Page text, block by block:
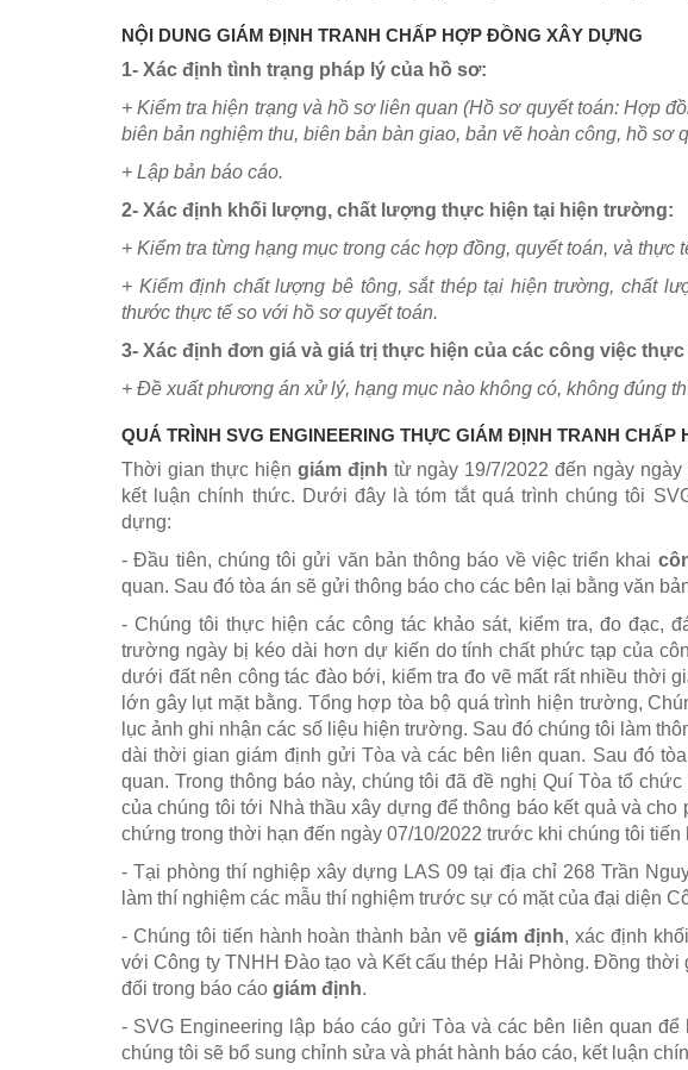
NỘI DUNG GIÁM ĐỊNH TRANH CHẤP HỢP ĐỒNG XÂY DỰNG
1- Xác định tình trạng pháp lý của hồ sơ:
+ Kiểm tra hiện trạng và hồ sơ liên quan (Hồ sơ quyết toán: Hợp
biên bản nghiệm thu, biên bản bàn giao, bản vẽ hoàn công, hồ sơ
+ Lập bản báo cáo.
2- Xác định khối lượng, chất lượng thực hiện tại hiện trường:
+ Kiểm tra từng hạng mục trong các hợp đồng, quyết toán, và thực
+ Kiểm định chất lượng bê tông, sắt thép tại hiện trường, chất
thước thực tế so với hồ sơ quyết toán.
3- Xác định đơn giá và giá trị thực hiện của các công việc thực
+ Đề xuất phương án xử lý, hạng mục nào không có, không đúng
QUÁ TRÌNH SVG ENGINEERING THỰC GIÁM ĐỊNH TRANH CHẤP
Thời gian thực hiện giám định từ ngày 19/7/2022 đến ngày
kết luận chính thức. Dưới đây là tóm tắt quá trình chúng tôi
dựng:
- Đầu tiên, chúng tôi gửi văn bản thông báo về việc triển khai
quan. Sau đó tòa án sẽ gửi thông báo cho các bên lại bằng văn
- Chúng tôi thực hiện các công tác khảo sát, kiểm tra, đo đạc,
trường ngày bị kéo dài hơn dự kiến do tính chất phức tạp của
dưới đất nên công tác đào bới, kiểm tra đo vẽ mất rất nhiều thời
lớn gây lụt mặt bằng. Tổng hợp tòa bộ quá trình hiện trường,
lục ảnh ghi nhận các số liệu hiện trường. Sau đó chúng tôi làm
dài thời gian giám định gửi Tòa và các bên liên quan. Sau đó
quan. Trong thông báo này, chúng tôi đã đề nghị Quí Tòa tổ
của chúng tôi tới Nhà thầu xây dựng để thông báo kết quả và
chứng trong thời hạn đến ngày 07/10/2022 trước khi chúng tôi
- Tại phòng thí nghiệp xây dựng LAS 09 tại địa chỉ 268 Trần
làm thí nghiệm các mẫu thí nghiệm trước sự có mặt của đại diện
- Chúng tôi tiến hành hoàn thành bản vẽgiám định, xác định
với Công ty TNHH Đào tạo và Kết cấu thép Hải Phòng. Đồng
đối trong báo cáo giám định.
- SVG Engineering lập báo cáo gửi Tòa và các bên liên quan
chúng tôi sẽ bổ sung chỉnh sửa và phát hành báo cáo, kết luận